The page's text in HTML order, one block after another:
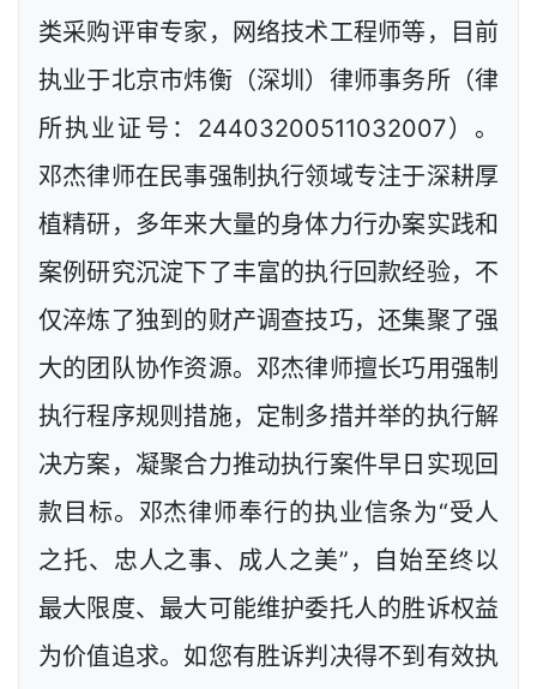
类采购评审专家，网络技术工程师等，目前
执业于北京市炜衡（深圳）律师事务所（律
所执业证号：24403200511032007）。
邓杰律师在民事强制执行领域专注于深耕厚
植精研，多年来大量的身体力行办案实践和
案例研究沉淀下了丰富的执行回款经验，不
仅淬炼了独到的财产调查技巧，还集聚了强
大的团队协作资源。邓杰律师擅长巧用强制
执行程序规则措施，定制多措并举的执行解
决方案，凝聚合力推动执行案件早日实现回
款目标。邓杰律师奉行的执业信条为“受人
之托、忠人之事、成人之美”，自始至终以
最大限度、最大可能维护委托人的胜诉权益
为价值追求。如您有胜诉判决得不到有效执